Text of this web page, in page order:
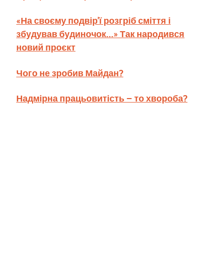
«На своєму подвір'ї розгріб сміття і
збудував будиночок...» Так народився
новий проєкт
Чого не зробив Майдан?
Надмірна працьовитість – то хвороба?